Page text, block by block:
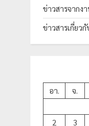
ข่าวสารจากง
ข่าวสารเกี่ยว
อา.
จ.
2
3